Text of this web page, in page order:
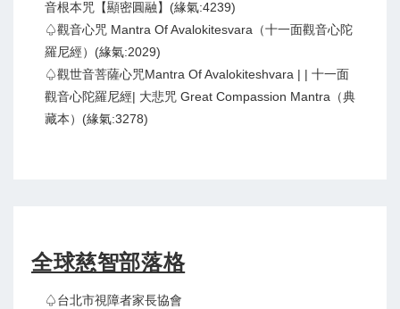
音根本咒【顯密圓融】(緣氣:4239)
♤觀音心咒 Mantra Of Avalokitesvara（十一面觀音心陀
羅尼經）(緣氣:2029)
♤觀世音菩薩心咒Mantra Of Avalokiteshvara | | 十一面
觀音心陀羅尼經| 大悲咒 Great Compassion Mantra（典
藏本）(緣氣:3278)
全球慈智部落格
♤台北市視障者家長協會